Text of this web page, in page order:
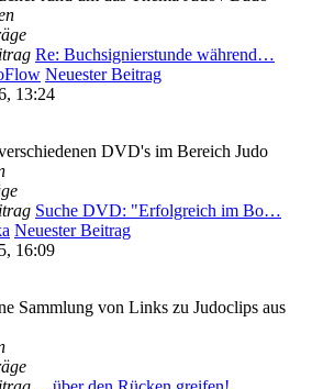
Re: Buchsignierstunde während…
Neuester Beitrag
13:24
DVD's im Bereich Judo
Suche DVD: "Erfolgreich im Bo…
Neuester Beitrag
16:09
Sammlung von Links zu Judoclips aus